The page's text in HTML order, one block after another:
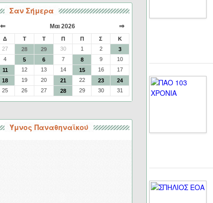
Σαν Σήμερα
⇐ Μαι 2026 ⇒
Δ Τ Τ Π Π Σ
Κ
27
28 29 30 1 2
3
4
5 6 7 8 9
10
11
12 13 14 15 16
17
18
19 20 21 22 23
24
25
26 27 28 29 30 31
Ύμνος Παναθηναϊκού